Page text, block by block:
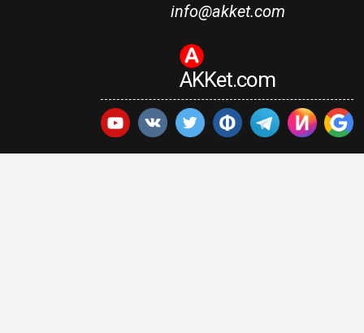
info@akket.com
AKKet.com